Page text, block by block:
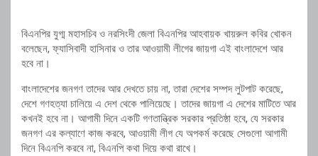
বিএনপির যুগ্ম মহাসচিব ও নরসিংদী জেলা বিএনপির আহবায়ক খায়রুল কবির খোকন
বলেছেন, ফ্যাসিবাদী হাসিনার ও তার আওয়ামী লীগের জায়গা এই বাংলাদেশে আর
হবে না।
বাংলাদেশের জনগণ তাদের আর দেখতে চায় না, তারা দেশের সম্পদ লুটপাট করেছে,
দেশে গণহত্যা চালিয়ে এ দেশ থেকে পালিয়েছে। তাদের জায়গা এ দেশের মাটিতে আর
কখনই হবে না। আগামী দিনে একটি গণতান্ত্রিক সরকার প্রতিষ্ঠা হবে, যে সরকার
জনগণ এর কল্যাণে কাজ করবে, আওয়ামী লীগ যে অপকর্ম করেছে সেগুলো আগামী
দিনে বিএনপি করবে না, বিএনপি কথা দিয়ে কথা রাখে।